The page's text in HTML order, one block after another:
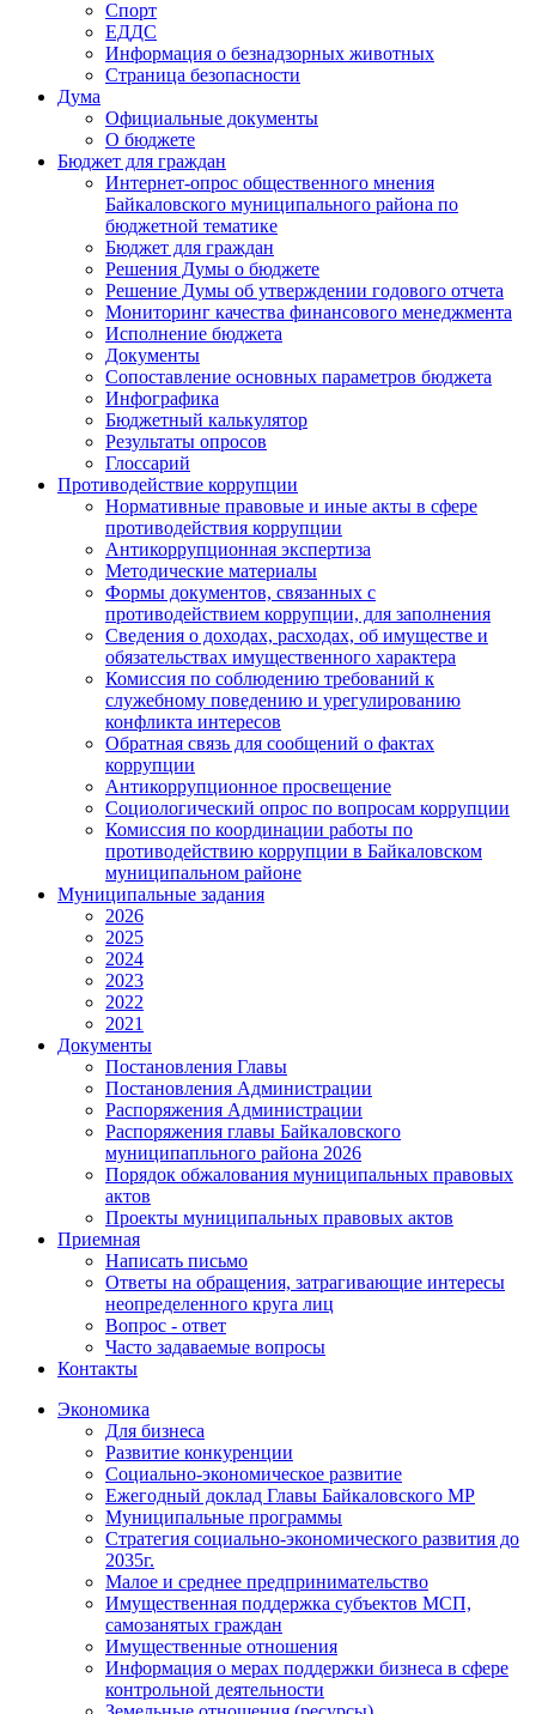
Спорт
ЕДДС
Информация о безнадзорных животных
Страница безопасности
Дума
Официальные документы
О бюджете
Бюджет для граждан
Интернет-опрос общественного мнения
Байкаловского муниципального района по
бюджетной тематике
Бюджет для граждан
Решения Думы о бюджете
Решение Думы об утверждении годового отчета
Мониторинг качества финансового менеджмента
Исполнение бюджета
Документы
Сопоставление основных параметров бюджета
Инфографика
Бюджетный калькулятор
Результаты опросов
Глоссарий
Противодействие коррупции
Нормативные правовые и иные акты в сфере
противодействия коррупции
Антикоррупционная экспертиза
Методические материалы
Формы документов, связанных с
противодействием коррупции, для заполнения
Сведения о доходах, расходах, об имуществе и
обязательствах имущественного характера
Комиссия по соблюдению требований к
служебному поведению и урегулированию
конфликта интересов
Обратная связь для сообщений о фактах
коррупции
Антикоррупционное просвещение
Социологический опрос по вопросам коррупции
Комиссия по координации работы по
противодействию коррупции в Байкаловском
муниципальном районе
Муниципальные задания
2026
2025
2024
2023
2022
2021
Документы
Постановления Главы
Постановления Администрации
Распоряжения Администрации
Распоряжения главы Байкаловского
муниципапльного района 2026
Порядок обжалования муниципальных правовых
актов
Проекты муниципальных правовых актов
Приемная
Написать письмо
Ответы на обращения, затрагивающие интересы
неопределенного круга лиц
Вопрос - ответ
Часто задаваемые вопросы
Контакты
Экономика
Для бизнеса
Развитие конкуренции
Социально-экономическое развитие
Ежегодный доклад Главы Байкаловского МР
Муниципальные программы
Стратегия социально-экономического развития до
2035г.
Малое и среднее предпринимательство
Имущественная поддержка субъектов МСП,
самозанятых граждан
Имущественные отношения
Информация о мерах поддержки бизнеса в сфере
контрольной деятельности